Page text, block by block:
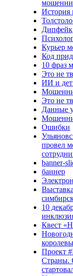
История
Дипфейк
Курьер
Код
10 фраз
Это не
ИИ и
Это не
Данные
Ошибки
провел
banner-
баннер
10
Квест
Проект
Страны.